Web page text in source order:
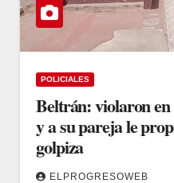
POLICIALES
Beltrán: violaron
y a su pareja le
golpiza
ELPROGRESOWEB